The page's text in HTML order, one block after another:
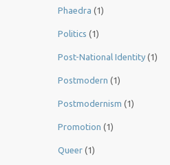
Phaedra (1)
Politics (1)
Post-National Identity (1)
Postmodern (1)
Postmodernism (1)
Promotion (1)
Queer (1)